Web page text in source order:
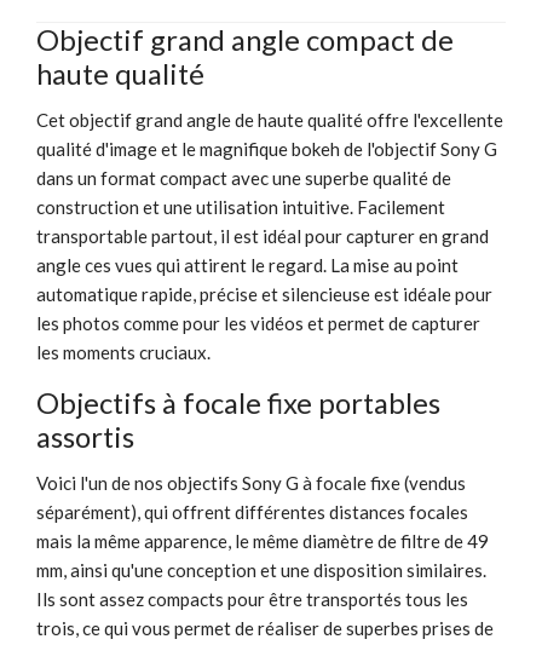
Objectif grand angle compact de
haute qualité
Cet objectif grand angle de haute qualité offre l'excellente
qualité d'image et le magnifique bokeh de l'objectif Sony G
dans un format compact avec une superbe qualité de
construction et une utilisation intuitive. Facilement
transportable partout, il est idéal pour capturer en grand
angle ces vues qui attirent le regard. La mise au point
automatique rapide, précise et silencieuse est idéale pour
les photos comme pour les vidéos et permet de capturer
les moments cruciaux.
Objectifs à focale fixe portables
assortis
Voici l'un de nos objectifs Sony G à focale fixe (vendus
séparément), qui offrent différentes distances focales
mais la même apparence, le même diamètre de filtre de 49
mm, ainsi qu'une conception et une disposition similaires.
Ils sont assez compacts pour être transportés tous les
trois, ce qui vous permet de réaliser de superbes prises de